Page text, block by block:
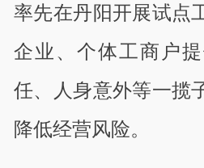
率先在丹阳开展试点
企业、个体工商户
任、人身意外等一揽
降低经营风险。